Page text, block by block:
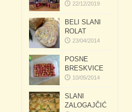
22/12/2019
BELI SLANI
ROLAT
23/04/2014
POSNE
BRESKVICE
10/05/2014
SLANI
ZALOGAJČIĆ